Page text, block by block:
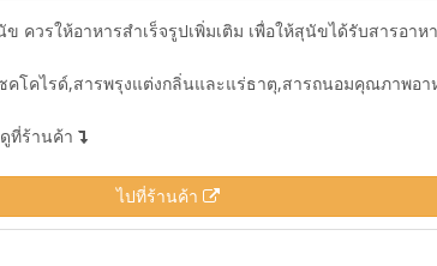
วรให้อาหารสำเร็จรูปเพิ่มเติม เพื่อให้สุนัขได้รับสารอาห
โคไรด์,สารพรุงแต่งกลิ่นและแร่ธาตุ,สารถนอมคุณภาพอา
ที่ร้านค้า
ไปที่ร้านค้า